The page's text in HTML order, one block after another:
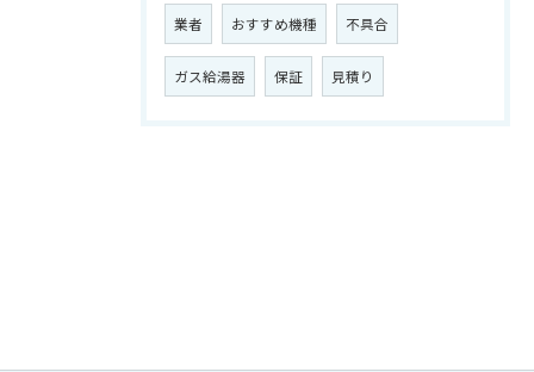
業者 おすすめ機種 不具合
ガス給湯器 保証 見積り